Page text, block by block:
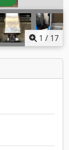
1 / 17